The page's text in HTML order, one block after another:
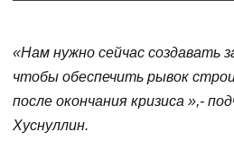
«Нам нужно сейчас создавать
чтобы обеспечить рывок
после окончания кризиса »,-
Хуснуллин.